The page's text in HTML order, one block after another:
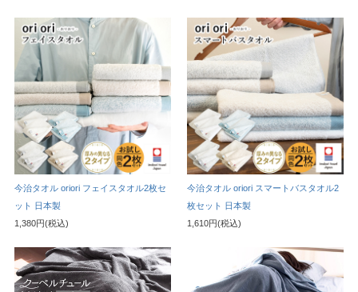
今治タオル oriori フェイスタオル2枚セ
ット 日本製
1,380円(税込)
今治タオル oriori スマートバスタオル2
枚セット 日本製
1,610円(税込)